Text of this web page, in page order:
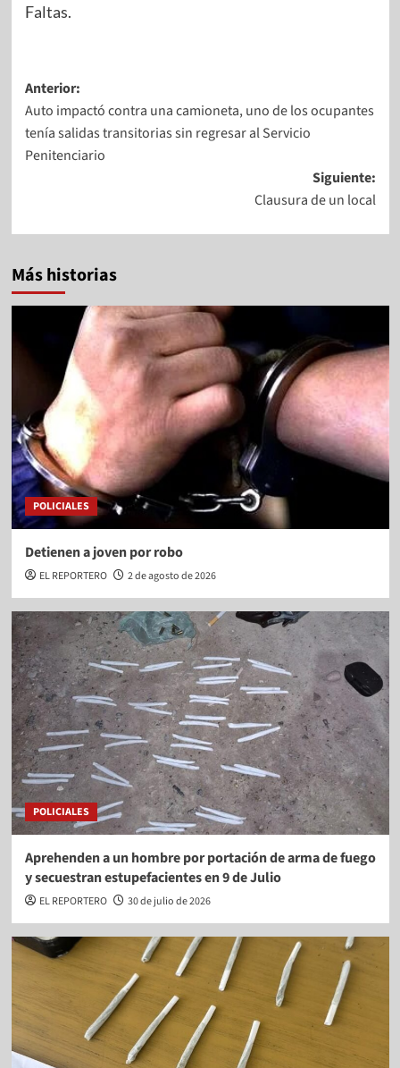
Faltas.
Anterior:
Auto impactó contra una camioneta, uno de los ocupantes
tenía salidas transitorias sin regresar al Servicio
Penitenciario
Siguiente:
Clausura de un local
Más historias
POLICIALES
Detienen a joven por robo
EL REPORTERO 2 de agosto de 2026
POLICIALES
Aprehenden a un hombre por portación de arma de fuego
y secuestran estupefacientes en 9 de Julio
EL REPORTERO 30 de julio de 2026